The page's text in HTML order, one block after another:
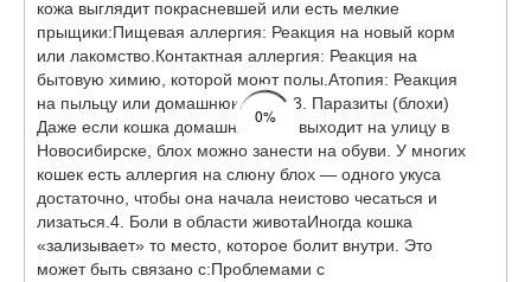
кожа выглядит покрасневшей или есть мелкие
прыщики: ​Пищевая аллергия: Реакция на новый корм
или лакомство. ​Контактная аллергия: Реакция на
бытовую химию, которой моют полы. ​Атопия: Реакция
на пыльцу или домашнюю пыль. ​3. Паразиты (блохи) ​
Даже если кошка домашняя и не выходит на улицу в
Новосибирске, блох можно занести на обуви. У многих
кошек есть аллергия на слюну блох — одного укуса
достаточно, чтобы она начала неистово чесаться и
лизаться. ​4. Боли в области живота ​Иногда кошка
«зализывает» то место, которое болит внутри. Это
может быть связано с: ​Проблемами с
0%